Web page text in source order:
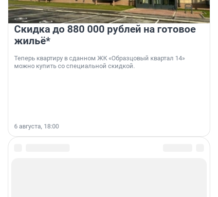
Скидка до 880 000 рублей на готовое
жильё*
Теперь квартиру в сданном ЖК «Образцовый квартал 14»
можно купить со специальной скидкой.
6 августа, 18:00